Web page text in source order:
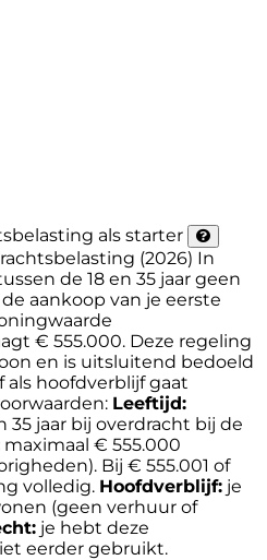
als starter
(2026) In
de 18 en 35 jaar geen
aankoop van je eerste
€ 555.000. Deze regeling
en is uitsluitend bedoeld
als hoofdverblijf gaat
Leeftijd:
35 jaar bij overdracht bij de
maximaal € 555.000
Bij € 555.001 of
volledig. Hoofdverblijf: je
(geen verhuur of
je hebt deze
eerder gebruikt.